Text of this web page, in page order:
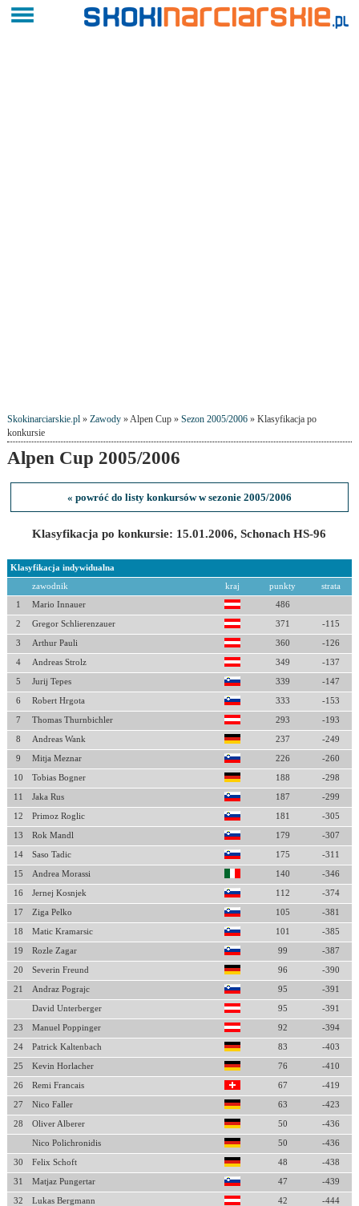
Skokinarciarskie.pl» Zawody» Alpen Cup » Sezon 2005/2006» Klasyfikacja po
konkursie
Alpen Cup 2005/2006
« powróć do listy konkursów w sezonie 2005/2006
Klasyfikacja po konkursie: 15.01.2006, Schonach HS-96
Klasyfikacja indywidualna
zawodnik kraj punkty strata
1 Mario Innauer 486
2 Gregor Schlierenzauer 371 -115
3 Arthur Pauli 360 -126
4 Andreas Strolz 349 -137
5 Jurij Tepes 339 -147
6 Robert Hrgota 333 -153
7 Thomas Thurnbichler 293 -193
8 Andreas Wank 237 -249
9 Mitja Meznar 226 -260
10 Tobias Bogner 188 -298
11 Jaka Rus 187 -299
12 Primoz Roglic 181 -305
13 Rok Mandl 179 -307
14 Saso Tadic 175 -311
15 Andrea Morassi 140 -346
16 Jernej Kosnjek 112 -374
17 Ziga Pelko 105 -381
18 Matic Kramarsic 101 -385
19 Rozle Zagar 99 -387
20 Severin Freund 96 -390
21 Andraz Pograjc 95 -391
David Unterberger 95 -391
23 Manuel Poppinger 92 -394
24 Patrick Kaltenbach 83 -403
25 Kevin Horlacher 76 -410
26 Remi Francais 67 -419
27 Nico Faller 63 -423
28 Oliver Alberer 50 -436
Nico Polichronidis 50 -436
30 Felix Schoft 48 -438
31 Matjaz Pungertar 47 -439
32 Lukas Bergmann 42 -444